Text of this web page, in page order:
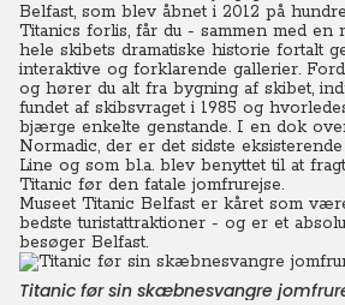
Belfast, som blev åbnet i 2012 på
Titanics forlis, får du - sammen med en
hele skibets dramatiske historie fortalt
interaktive og forklarende gallerier.
og hører du alt fra bygning af skibet,
fundet af skibsvraget i 1985 og
bjærge enkelte genstande. I en dok
Normadic, der er det sidste
Line og som bl.a. blev benyttet til at
Titanic før den fatale jomfrurejse.
Museet Titanic Belfast er kåret som
bedste turistattraktioner - og er et
besøger Belfast.
Titanic før sin skæbnesvangre